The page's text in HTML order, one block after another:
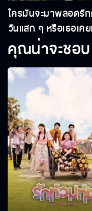
ใครมันจะมาพลอดรั
วันแสก ๆ หรือเธอเค
คุณน่าจะชอบ